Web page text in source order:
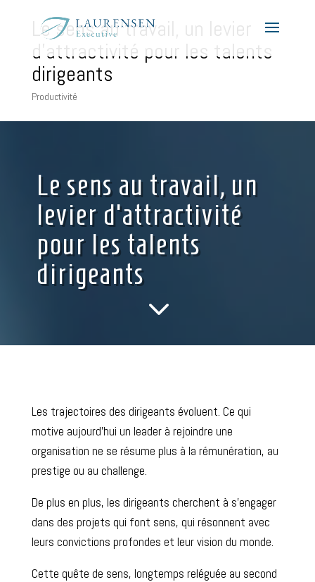
Le sens au travail, un levier
d’attractivité pour les talents
dirigeants
Productivité
Le sens au travail, un
levier d’attractivité
pour les talents
dirigeants
3
Les trajectoires des dirigeants évoluent. Ce qui
motive aujourd’hui un leader à rejoindre une
organisation ne se résume plus à la rémunération, au
prestige ou au challenge.
De plus en plus, les dirigeants cherchent à s’engager
dans des projets qui font sens, qui résonnent avec
leurs convictions profondes et leur vision du monde.
Cette quête de sens, longtemps reléguée au second